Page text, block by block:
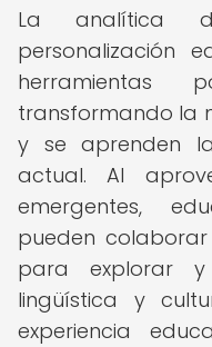
La analítica
personalización
herramientas
transformando la
y se aprenden
actual. Al
emergentes,
pueden
para explorar
lingüística y
experiencia